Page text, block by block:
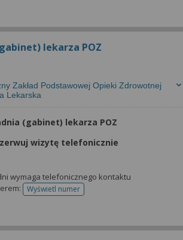
lekarza POZ
Zakład Podstawowej Opieki Zdrowotnej
Lekarska
(gabinet) lekarza POZ
wizytę telefonicznie
wymaga telefonicznego kontaktu
Wyświetl numertelefonu do rejestracji